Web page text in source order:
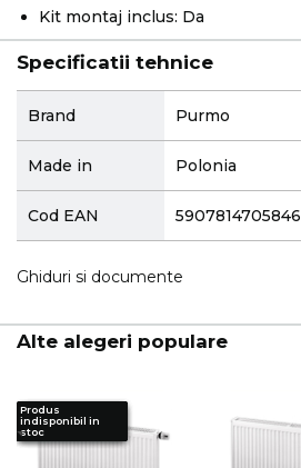
Kit montaj inclus: Da
Specificatii tehnice
Brand Purmo
Made in Polonia
Cod EAN 5907814705846
Ghiduri si documente
Alte alegeri populare
Produs
indisponibil in
stoc
Produs
indisponibil in
stoc
Produs
indisponibil in
stoc
Produs
indisponibil in
stoc